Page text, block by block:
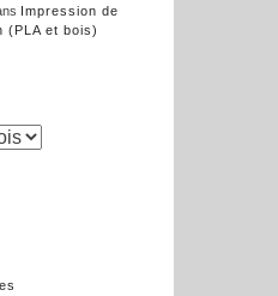
Impression de
(PLA et bois)